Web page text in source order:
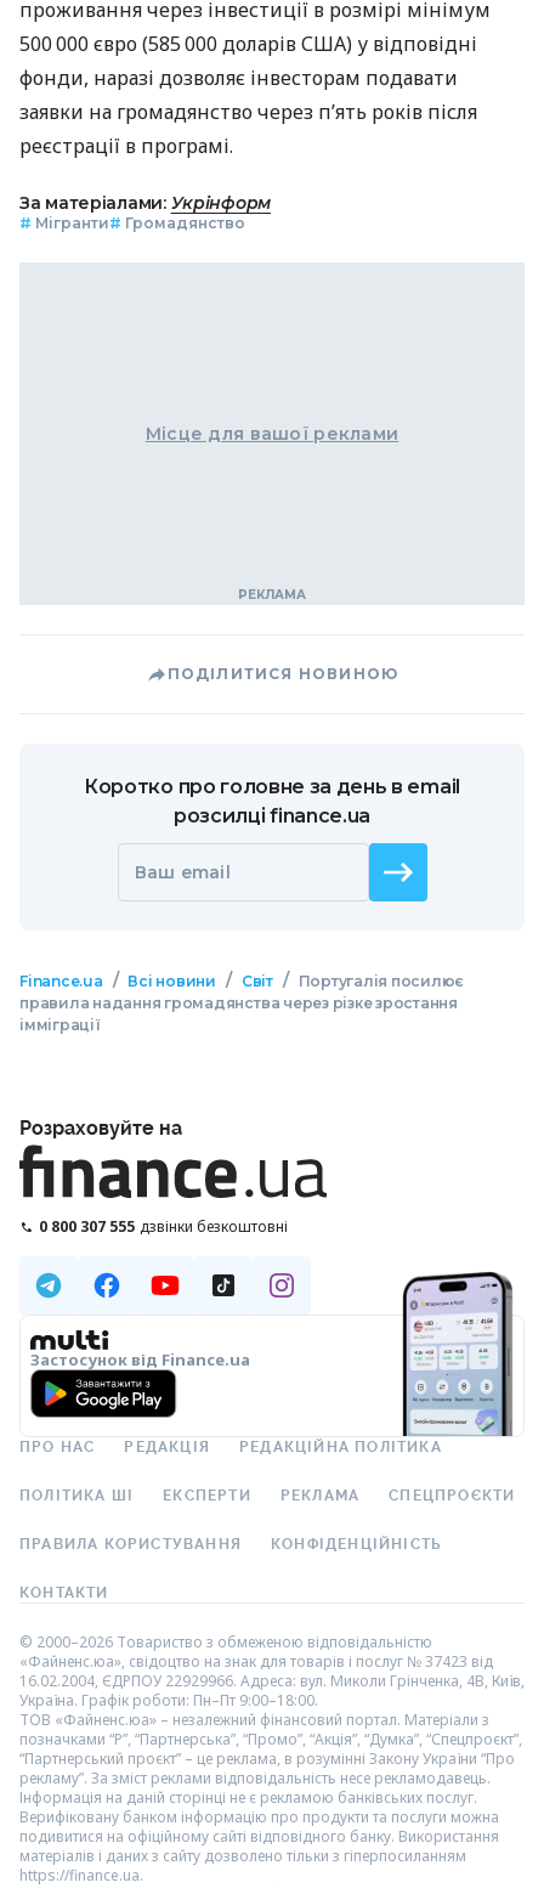
проживання через інвестиції в розмірі мінімум
500 000 євро (585 000 доларів США) у відповідні
фонди, наразі дозволяє інвесторам подавати
заявки на громадянство через п’ять років після
реєстрації в програмі.
За матеріалами: Укрінформ
# Мігранти# Громадянство
Місце для вашої реклами
ПОДІЛИТИСЯ НОВИНОЮ
Коротко про головне за день в email
розсилці finance.ua
Ваш email
Finance.ua / Всі новини / Світ /
Португалія посилює
правила надання громадянства через різке зростання
імміграції
Розраховуйте на
0 800 307 555 дзвінки безкоштовні
Застосунок від Finance.ua
ПРО НАС РЕДАКЦІЯ РЕДАКЦІЙНА ПОЛІТИКА
ПОЛІТИКА ШІ ЕКСПЕРТИ РЕКЛАМА СПЕЦПРОЄКТИ
ПРАВИЛА КОРИСТУВАННЯ КОНФІДЕНЦІЙНІСТЬ
КОНТАКТИ
© 2000–2026 Товариство з обмеженою відповідальністю
«Файненс.юа», свідоцтво на знак для товарів і послуг № 37423 від
16.02.2004, ЄДРПОУ 22929966. Адреса: вул. Миколи Грінченка, 4В, Київ,
Україна. Графік роботи: Пн–Пт 9:00–18:00.
ТОВ «Файненс.юа» – незалежний фінансовий портал. Матеріали з
позначками “Р”, “Партнерська”, “Промо”, “Акція”, “Думка”, “Спецпроєкт”,
“Партнерський проєкт” – це реклама, в розумінні Закону України “Про
рекламу”. За зміст реклами відповідальність несе рекламодавець.
Інформація на даній сторінці не є рекламою банківських послуг.
Верифіковану банком інформацію про продукти та послуги можна
подивитися на офіційному сайті відповідного банку. Використання
матеріалів і даних з сайту дозволено тільки з гіперпосиланням
https://finance.ua.